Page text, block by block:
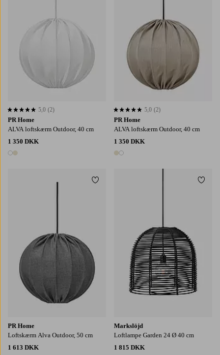
PR Home
ALVA loftskærm Outdoor, 40 cm
1 350 DKK
2 farver
5,0 baseret på 2 bedømmelser
5,0 (2)
PR Home
ALVA loftskærm Outdoor, 40 cm
1 350 DKK
2 farver
5,0 baseret på 2 bedømmelser
5,0 (2)
PR Home
Loftskærm Alva Outdoor, 50 cm
1 613 DKK
Tilføj til favoritter
Markslöjd
Loftlampe Garden 24 Ø 40 cm
1 815 DKK